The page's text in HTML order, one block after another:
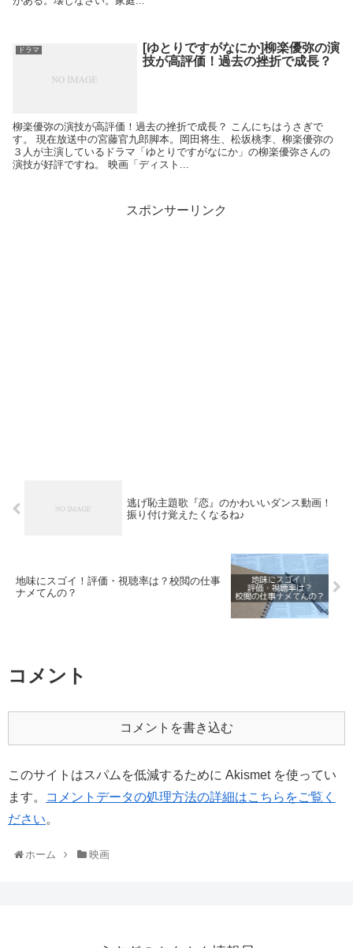
ドラマ
[ゆとりですがなにか]柳楽優弥の演
技が高評価！過去の挫折で成長？
柳楽優弥の演技が高評価！過去の挫折で成長？ こんにちはうさぎで
す。 現在放送中の宮藤官九郎脚本。岡田将生、松坂桃李、柳楽優弥の
３人が主演しているドラマ「ゆとりですがなにか」の柳楽優弥さんの
演技が好評ですね。 映画「ディスト...
スポンサーリンク
逃げ恥主題歌『恋』のかわいいダンス動画！
振り付け覚えたくなるね♪
地味にスゴイ！評価・視聴率は？校閲の仕事
ナメてんの？
コメント
コメントを書き込む
このサイトはスパムを低減するために Akismet を使ってい
ます。
コメントデータの処理方法の詳細はこちらをご覧く
ださい。
ホーム 映画